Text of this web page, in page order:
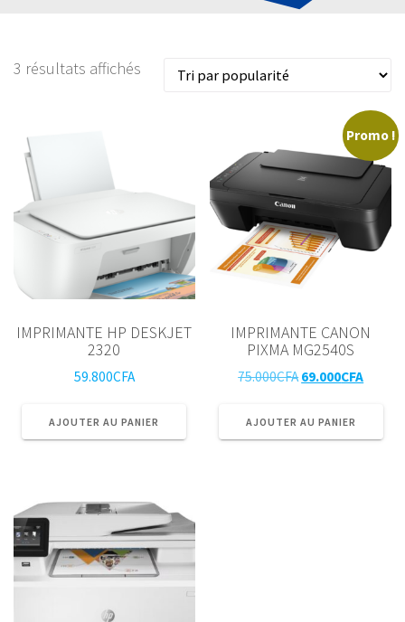
3 résultats affichés
IMPRIMANTE HP DESKJET
2320
59.800CFA
AJOUTER AU PANIER
Promo !
IMPRIMANTE CANON
PIXMA MG2540S
75.000CFA Le
initial
était :
69.000CFALe
est :
AJOUTER AU PANIER